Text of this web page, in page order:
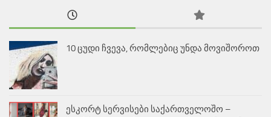
10 ცუდი ჩვევა, რომლებიც უნდა მოვიშოროთ
ესკორტ სერვისები საქართველოშო –